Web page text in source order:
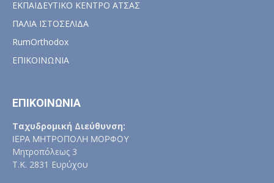
ΕΚΠΑΙΔΕΥΤΙΚΟ ΚΕΝΤΡΟ ΑΤΣΑΣ
ΠΑΛΙΑ ΙΣΤΟΣΕΛΙΔΑ
RumOrthodox
ΕΠΙΚΟΙΝΩΝΙΑ
ΕΠΙΚΟΙΝΩΝΙΑ
Ταχυδρομική Διεύθυνση:
ΙΕΡΑ ΜΗΤΡΟΠΟΛΗ ΜΟΡΦΟΥ
Μητροπόλεως 3
Τ.Κ. 2831 Ευρύχου